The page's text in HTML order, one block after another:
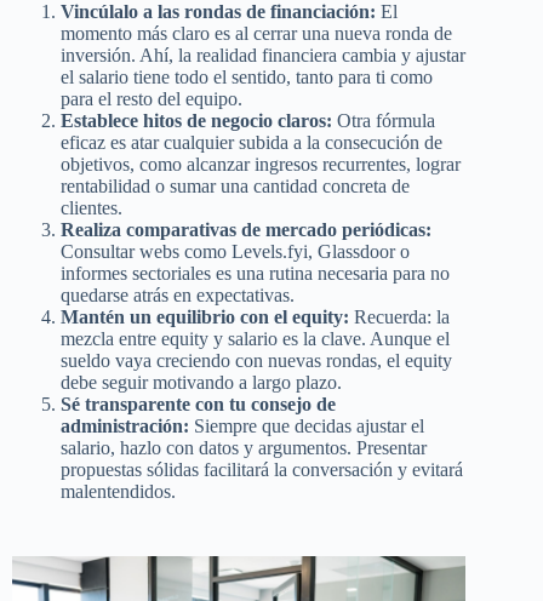
Vincúlalo a las rondas de financiación: El
momento más claro es al cerrar una nueva ronda de
inversión. Ahí, la realidad financiera cambia y ajustar
el salario tiene todo el sentido, tanto para ti como
para el resto del equipo.
Establece hitos de negocio claros: Otra fórmula
eficaz es atar cualquier subida a la consecución de
objetivos, como alcanzar ingresos recurrentes, lograr
rentabilidad o sumar una cantidad concreta de
clientes.
Realiza comparativas de mercado periódicas:
Consultar webs como Levels.fyi, Glassdoor o
informes sectoriales es una rutina necesaria para no
quedarse atrás en expectativas.
Mantén un equilibrio con el equity: Recuerda: la
mezcla entre equity y salario es la clave. Aunque el
sueldo vaya creciendo con nuevas rondas, el equity
debe seguir motivando a largo plazo.
Sé transparente con tu consejo de
administración: Siempre que decidas ajustar el
salario, hazlo con datos y argumentos. Presentar
propuestas sólidas facilitará la conversación y evitará
malentendidos.